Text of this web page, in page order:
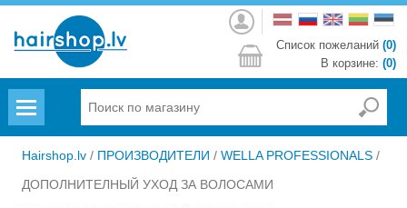
Войти
Список пожеланий (0)
В корзине: (0)
Hairshop.lv / ПРОИЗВОДИТЕЛИ / WELLA PROFESSIONALS /
ДОПОЛНИТЕЛНЫЙ УХОД ЗА ВОЛОСАМИ